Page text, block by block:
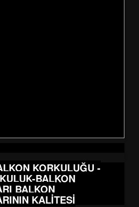
KORKULUĞU -
BALKON
BALKON
KALİTESİ